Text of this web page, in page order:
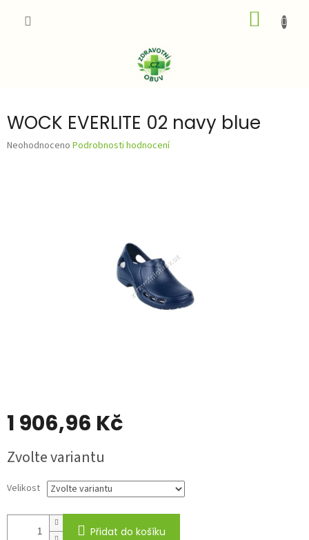
KOŠÍK
WOCK EVERLITE 02 navy blue
Průměrné
Neohodnoceno Podrobnosti hodnocení
1 906,96 Kč
cena:
Zvolte variantu
Velikost
Přidat do košíku